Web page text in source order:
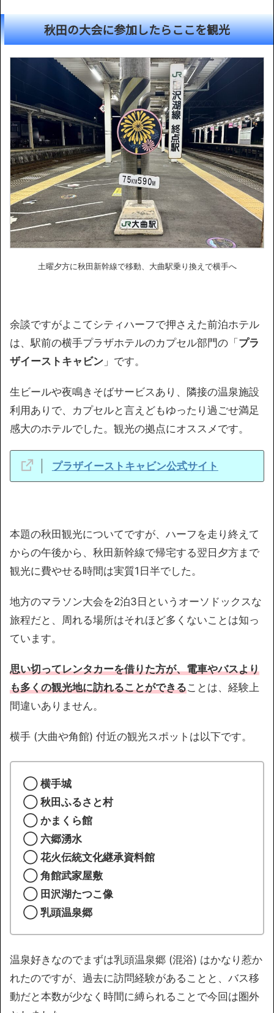
秋田の大会に参加したらここを観光
土曜夕方に秋田新幹線で移動、大曲駅乗り換えで横手へ
余談ですがよこてシティハーフで押さえた前泊ホテル
は、駅前の横手プラザホテルのカプセル部門の「 プラ
ザイーストキャビン 」です。
生ビールや夜鳴きそばサービスあり、隣接の温泉施設
利用ありで、カプセルと言えどもゆったり過ごせ満足
感大のホテルでした。観光の拠点にオススメです。
プラザイーストキャビン公式サイト
本題の秋田観光についてですが、ハーフを走り終えて
からの午後から、秋田新幹線で帰宅する翌日夕方まで
観光に費やせる時間は実質1日半でした。
地方のマラソン大会を2泊3日というオーソドックスな
旅程だと、周れる場所はそれほど多くないことは知っ
ています。
思い切ってレンタカーを借りた方が、電車やバスより
も多くの観光地に訪れることができることは、経験上
間違いありません。
横手 (大曲や角館) 付近の観光スポットは以下です。
◯ 横手城
◯ 秋田ふるさと村
◯ かまくら館
◯ 六郷湧水
◯ 花火伝統文化継承資料館
◯ 角館武家屋敷
◯ 田沢湖たつこ像
◯ 乳頭温泉郷
温泉好きなのでまずは乳頭温泉郷 (混浴) はかなり惹か
れたのですが、過去に訪問経験があることと、バス移
動だと本数が少なく時間に縛られることで今回は圏外